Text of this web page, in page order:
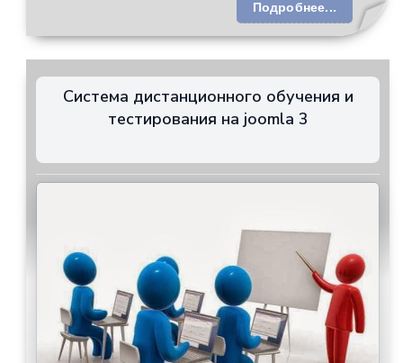
Подробнее...
Система дистанционного обучения и
тестирования на joomla 3